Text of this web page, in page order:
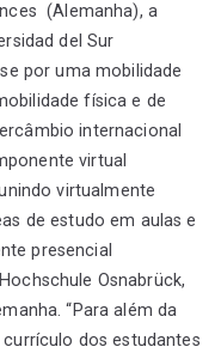
(Alemanha), a
del Sur
por uma mobilidade
física e de
internacional
virtual
virtualmente
de estudo em aulas e
presencial
Osnabrück,
“Para além da
dos estudantes